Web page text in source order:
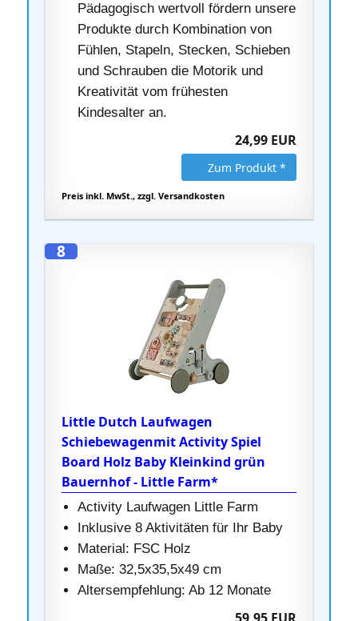
Pädagogisch wertvoll fördern unsere
Produkte durch Kombination von
Fühlen, Stapeln, Stecken, Schieben
und Schrauben die Motorik und
Kreativität vom frühesten
Kindesalter an.
24,99 EUR
Zum Produkt *
Preis inkl. MwSt., zzgl. Versandkosten
8
Little Dutch Laufwagen
Schiebewagenmit Activity Spiel
Board Holz Baby Kleinkind grün
Bauernhof - Little Farm*
Activity Laufwagen Little Farm
Inklusive 8 Aktivitäten für Ihr Baby
Material: FSC Holz
Maße: 32,5x35,5x49 cm
Altersempfehlung: Ab 12 Monate